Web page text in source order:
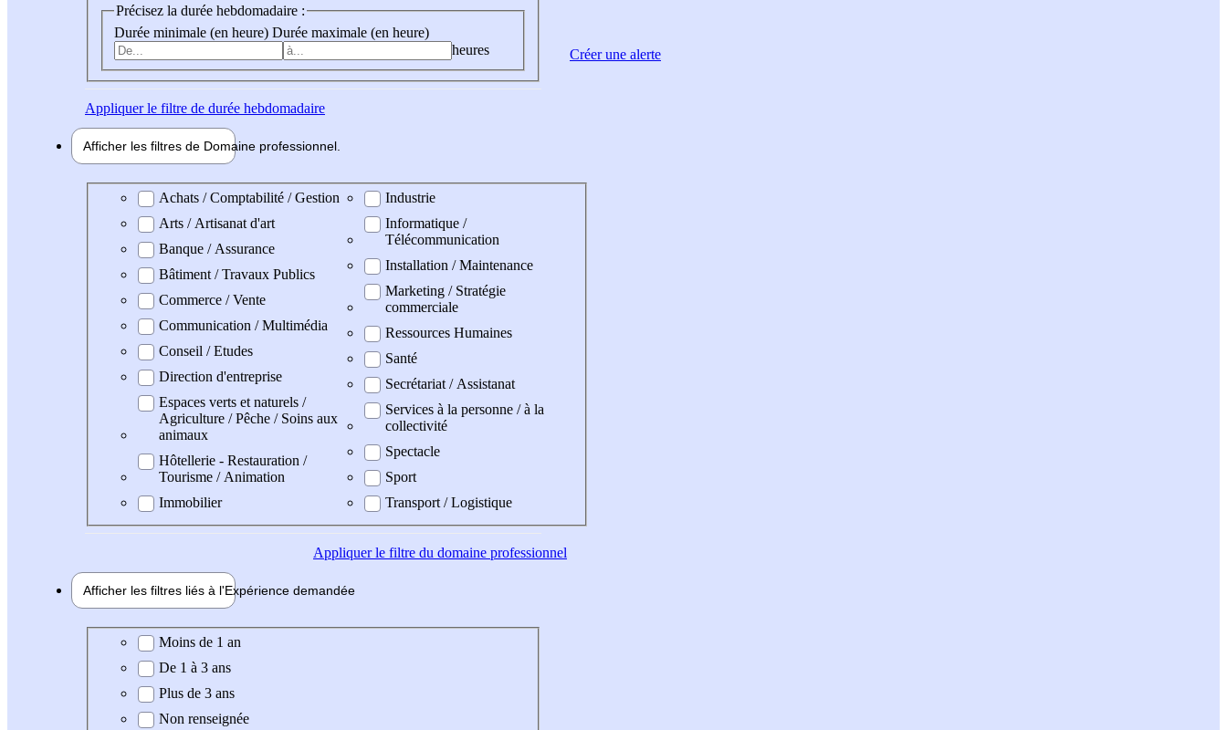
Précisez la durée hebdomadaire :
Durée minimale (en heure) Durée maximale (en heure)
heures
Appliquerle filtre de durée hebdomadaire
Afficher les filtres de Domaine professionnel
Domaine professionel
Achats / Comptabilité / Gestion
Arts / Artisanat d'art
Banque / Assurance
Bâtiment / Travaux Publics
Commerce / Vente
Communication / Multimédia
Conseil / Etudes
Direction d'entreprise
Espaces verts et naturels /
Agriculture / Pêche / Soins aux
animaux
Hôtellerie - Restauration /
Tourisme / Animation
Immobilier
Industrie
Informatique /
Télécommunication
Installation / Maintenance
Marketing / Stratégie
commerciale
Ressources Humaines
Santé
Secrétariat / Assistanat
Services à la personne / à la
collectivité
Spectacle
Sport
Transport / Logistique
Appliquerle filtre du domaine professionnel
Afficher les filtres liés à l'Expérience demandée
Expérience demandée
Moins de 1 an
De 1 à 3 ans
Plus de 3 ans
Non renseignée
Créer une alerte